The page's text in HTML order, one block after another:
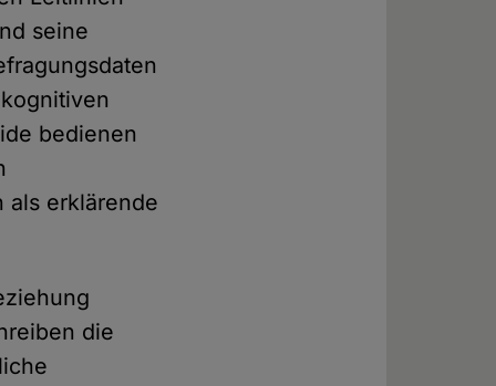
seine
bedienen
als erklärende
die